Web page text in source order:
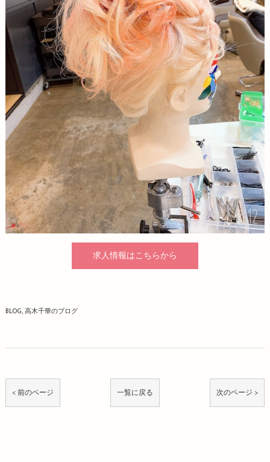
求人情報はこちらから
BLOG 高木千華のブログ
< 前のページ 一覧に戻る 次のページ >